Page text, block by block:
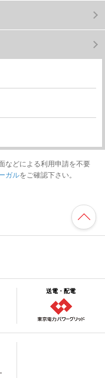
などによる利用申請を不要
ガルをご確認下さい。
送電・配電